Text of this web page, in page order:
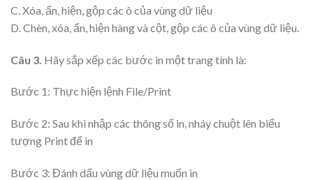
C. Xóa, ẩn, hiện, gộp các ô của vùng dữ liệu
D. Chèn, xóa, ẩn, hiện hàng và cột, gộp các ô của vùng dữ liệu.
Câu 3. Hãy sắp xếp các bước in một trang tính là:
Bước 1: Thực hiện lệnh File/Print
Bước 2: Sau khi nhập các thông số in, nháy chuột lên biểu
tượng Print để in
Bước 3: Đánh dấu vùng dữ liệu muốn in